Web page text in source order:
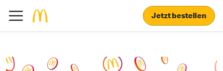
Jetzt bestellen